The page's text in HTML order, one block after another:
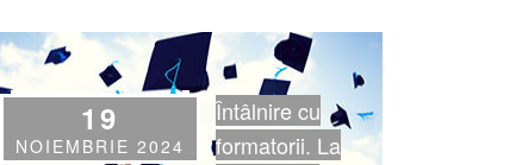
19
NOIEMBRIE 2024
Întâlnire cu
formatorii. La